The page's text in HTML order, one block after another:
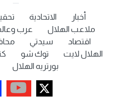
أخبار الاتحادية
ملاعب الهلال
عرب
اقتصاد
سيدتي
الهلال لايت
توك شو
بورتريه الهلال